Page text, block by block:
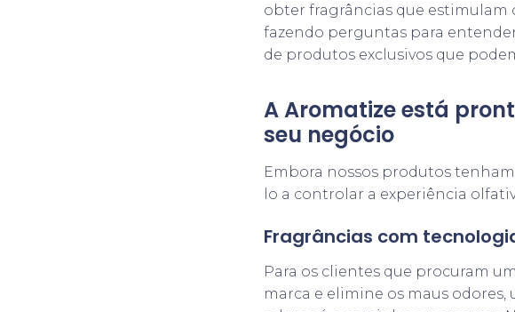
obter fragrâncias que estimulam
fazendo perguntas para
de produtos exclusivos que
A Aromatize está
seu negócio
Embora nossos produtos
lo a controlar a experiência
Fragrâncias com
Para os clientes que procuram
marca e elimine os maus